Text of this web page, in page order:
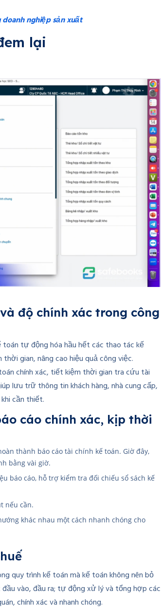
nghiệp sản xuất
lại
độ chính xác trong công
toán tự động hóa hầu hết các thao tác kế
gian, nâng cao hiệu quả công việc.
chính xác, tiết kiệm thời gian tra cứu tài
lưu trữ thông tin khách hàng, nhà cung cấp,
cần thiết.
cáo chính xác, kịp thời
thành báo cáo tài chính kế toán. Giờ đây,
bằng vài giờ.
báo cáo, hỗ trợ kiểm tra đối chiếu sổ sách kế
nếu cần.
khác nhau một cách nhanh chóng cho
quy trình kế toán mà kế toán không nên bỏ
vào, đầu ra; tự động xử lý và tổng hợp các
chính xác và nhanh chóng.